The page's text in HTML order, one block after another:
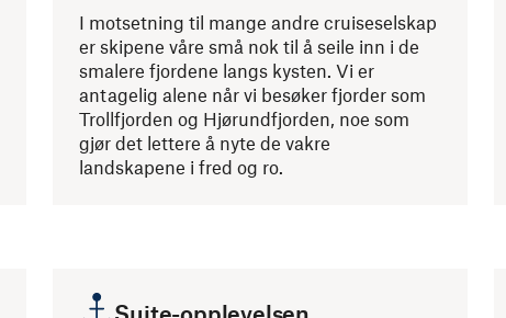
I motsetning til mange andre cruiseselskap
er skipene våre små nok til å seile inn i de
smalere fjordene langs kysten. Vi er
antagelig alene når vi besøker fjorder som
Trollfjorden og Hjørundfjorden, noe som
gjør det lettere å nyte de vakre
landskapene i fred og ro.